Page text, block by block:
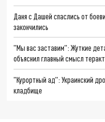
Даня с Дашей спаслись от
закончились
"Мы вас заставим": Жуткие
объяснил главный смысл
"Курортный ад": Украинский
кладбище